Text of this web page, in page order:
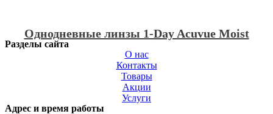
Однодневные линзы 1-Day Acuvue Moist
Разделы сайта
О нас
Контакты
Товары
Акции
Услуги
Адрес и время работы